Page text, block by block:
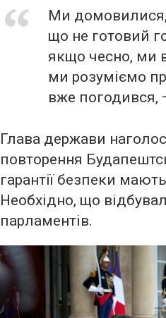
Ми домовилися,
що не готовий
якщо чесно, ми
ми розуміємо
вже погодився,
Глава держави
повторення
гарантії безпеки
Необхідно, що
парламентів.